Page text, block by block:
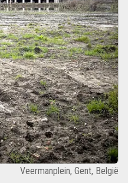
Veermanplein, Gent, België